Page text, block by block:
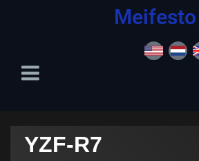
Meifesto
YZF-R7